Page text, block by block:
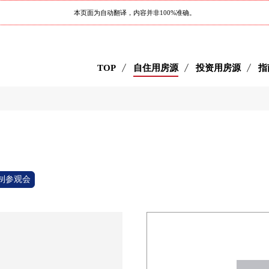
本页面为自动翻译，内容并非100%准确。
TOP 自住用房源 投资用房源 指
参观会